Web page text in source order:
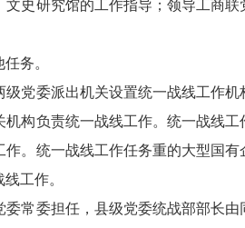
史研究馆的工作指导；领导工商
务。
委派出机关设置统一战线工作机
构负责统一战线工作。统一战线
。统一战线工作任务重的大型国
工作。
委担任，县级党委统战部部长由